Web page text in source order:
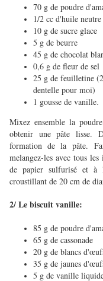
70 g de poudre
1/2 cc d'huile neutre
10 g de sucre glace
5 g de beurre
45 g de chocolat
0,6 g de fleur de sel
25 g de feuilletine
dentelle pour moi)
1 gousse de vanille
Mixez ensemble la
obtenir une pâte lisse.
formation de la pâte.
melangez-les avec tous
de papier sulfurisé et à
croustillant de 20 cm de
2/ Le biscuit vanille:
85 g de poudre
65 g de cassonade
20 g de blancs
35 g de jaunes
5 g de vanille